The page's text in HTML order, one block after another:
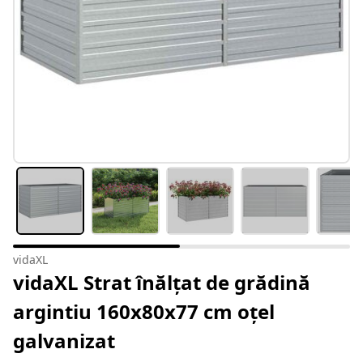
vidaXL
vidaXL Strat înălțat de grădină
argintiu 160x80x77 cm oțel
galvanizat